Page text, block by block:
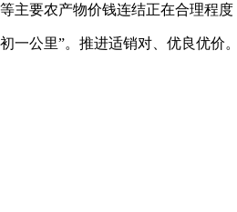
要农产物价钱连结正在合理程度
公里”。推进适销对、优良优价